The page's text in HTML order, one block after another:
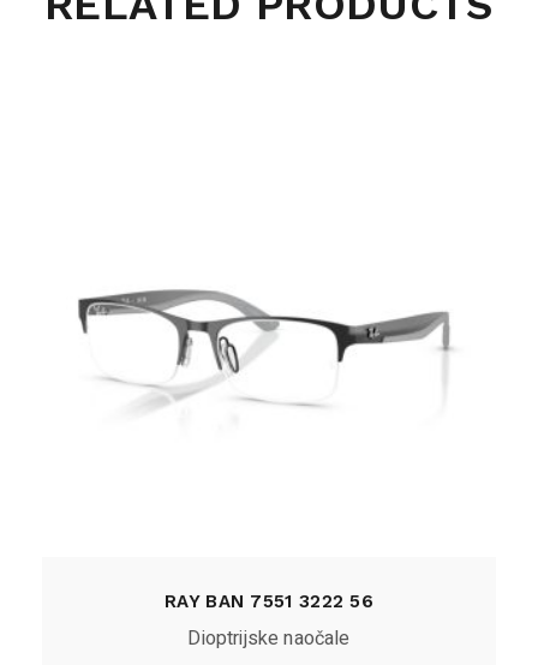
RAY BAN 7551 3222 56
Dioptrijske naočale